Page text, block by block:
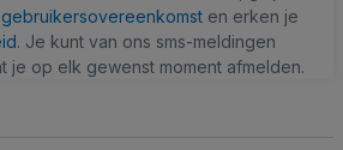
gebruikersovereenkomst en erken je
. Je kunt van ons sms-meldingen
je op elk gewenst moment afmelden.